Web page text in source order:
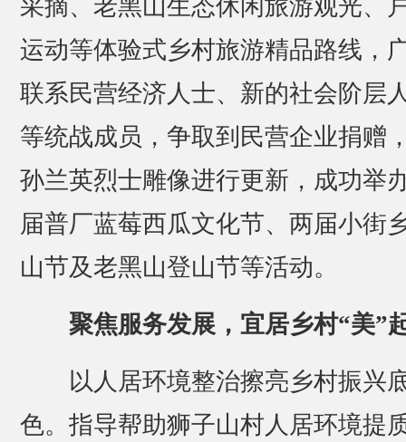
采摘、老黑山生态休闲旅游观光、
运动等体验式乡村旅游精品路线，
联系民营经济人士、新的社会阶层
等统战成员，争取到民营企业捐赠
孙兰英烈士雕像进行更新，成功举
届普厂蓝莓西瓜文化节、两届小街
山节及老黑山登山节等活动。
聚焦服务发展，宜居乡村“美”
以人居环境整治擦亮乡村振兴
色。指导帮助狮子山村人居环境提